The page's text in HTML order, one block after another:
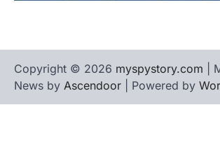
Copyright © 2026 myspystory.com |
News by Ascendoor | Powered by